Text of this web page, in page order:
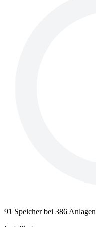
91 Speicher bei 386 Anlagen